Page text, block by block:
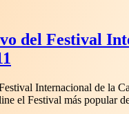
del Festival
Internacional de la
el Festival más popular